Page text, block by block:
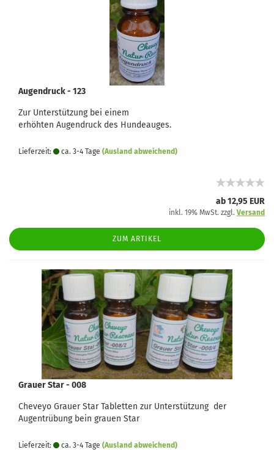
Augendruck - 123
Zur Unterstützung bei einem
erhöhten Augendruck des Hundeauges.
Lieferzeit: ca. 3-4 Tage (Ausland abweichend)
ab 12,95 EUR
inkl. 19% MwSt. zzgl. Versand
ZUM ARTIKEL
Grauer Star - 008
Cheveyo Grauer Star Tabletten zur Unterstützung der
Augentrübung bein grauen Star
Lieferzeit: ca. 3-4 Tage (Ausland abweichend)